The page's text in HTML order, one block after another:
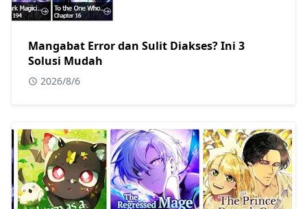
Mangabat Error dan Sulit Diakses? Ini 3
Solusi Mudah
2026/8/6